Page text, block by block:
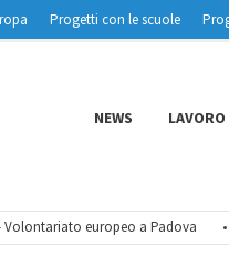
Progetti con le scuole
NEWS LAVORO
europeo a Padova